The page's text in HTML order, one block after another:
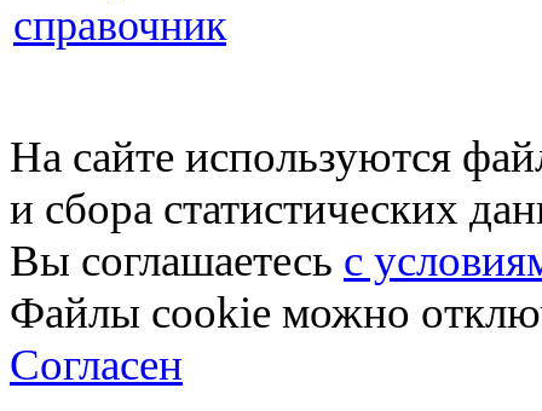
справочник
На сайте используются
и сбора статистических
Вы соглашаетесь с
Файлы cookie можно
Согласен